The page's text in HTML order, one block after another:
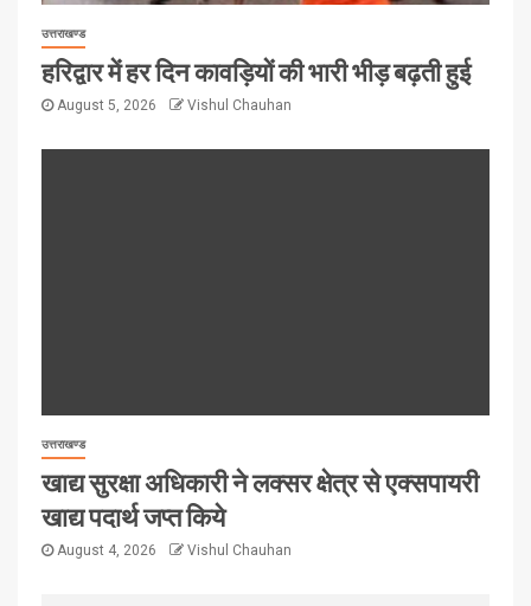
उत्तराखण्ड
हरिद्वार में हर दिन कावड़ियों की भारी भीड़ बढ़ती हुई
August 5, 2026 Vishul Chauhan
उत्तराखण्ड
खाद्य सुरक्षा अधिकारी ने लक्सर क्षेत्र से एक्सपायरी
खाद्य पदार्थ जप्त किये
August 4, 2026 Vishul Chauhan